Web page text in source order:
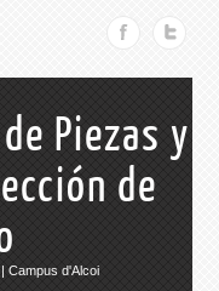
Piezas y
de
Campus d'Alcoi